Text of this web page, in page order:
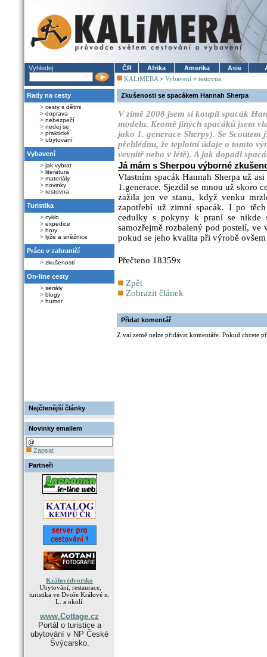
Vyhledej
Rady na cesty
> cesty s dětmi
> doprava
> nebezpečí
> nedej se
> praktické
> ubytování
Vybavení
> jak vybrat
> literatura
> materiály
> novinky
> testovna
Turistika
> cyklo
> expedice
> hory
> lyže a sněžnice
Práce v zahraničí
> zkušenosti
On-line cesty
> seriály
> blogy
> humor
Nejčtenější články
Novinky emailem
Zapsat
Partneři
Královédvorsko
Ubytování, restaurace,
turistika ve Dvoře Králové n.
L. a okolí.
www.Cottage.cz
Portál o turistice a
ubytování v NP České
Švýcarsko.
ČR Afrika Amerika Asie
KALiMERA > Vybavení > testovna
Zkušenosti se spacákem Hannah Sherpa
V zimě 2008 jsem si koupil spacák
modelu. Kromě jiných spacáků jsem
jako 1. generace Sherpy). Se Scoutem
přehlédnu, že teplotní údaje o tomto
vevnitř nebo v létě). A jak dopadl
Já mám s Sherpou výborné
Vlastním spacák Hannah Sherpa už
1.generace. Sjezdil se mnou už skoro
zažila jen ve stanu, když venku
zapotřebí už zimní spacák. I po
cedulky s pokyny k praní se nikde
samozřejmě rozbalený pod postelí,
pokud se jeho kvalita při výrobě
Přečteno 18359x
Zpět
Zobrazit článek
Přidat komentář
Z vaí země nelze přidávat komentáře. Pokud chcete